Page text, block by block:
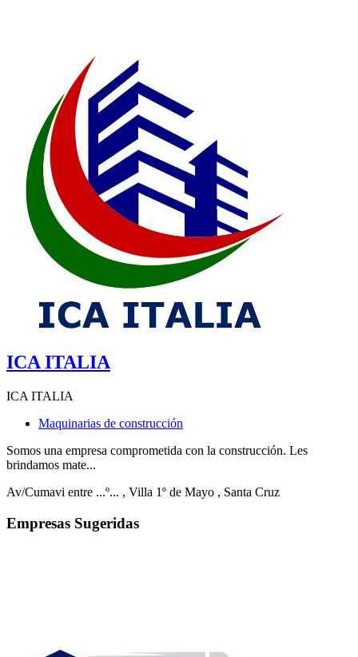
ICA ITALIA
ICA ITALIA
Maquinarias de construcción
Somos una empresa comprometida con la construcción. Les
brindamos mate...
Av/Cumavi entre ...º... , Villa 1º de Mayo , Santa Cruz
Empresas Sugeridas